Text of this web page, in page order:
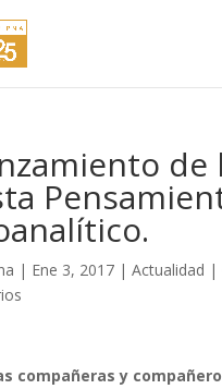
de
| Ene 3, 2017| Actualidad |
compañeras y